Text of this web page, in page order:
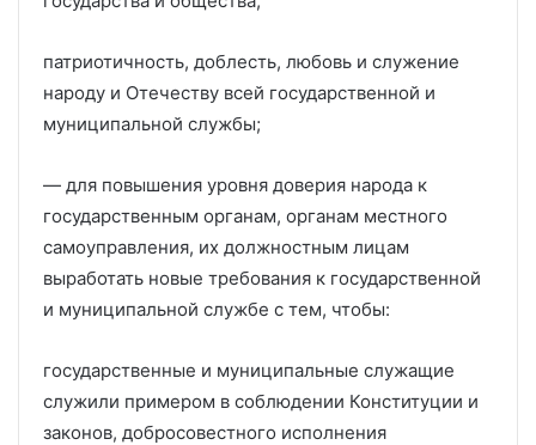
патриотичность, доблесть, любовь и служение
народу и Отечеству всей государственной и
муниципальной службы;
— для повышения уровня доверия народа к
государственным органам, органам местного
самоуправления, их должностным лицам
выработать новые требования к государственной
и муниципальной службе с тем, чтобы:
государственные и муниципальные служащие
служили примером в соблюдении Конституции и
законов, добросовестного исполнения